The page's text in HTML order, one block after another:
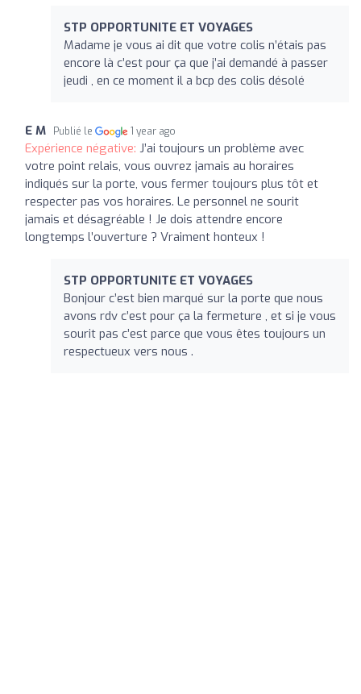
STP OPPORTUNITE ET VOYAGES
Madame je vous ai dit que votre colis n’étais pas
encore là c’est pour ça que j’ai demandé à passer
jeudi , en ce moment il a bcp des colis désolé
E M Publié le 1 year ago
Expérience négative: J’ai toujours un problème avec
votre point relais, vous ouvrez jamais au horaires
indiqués sur la porte, vous fermer toujours plus tôt et
respecter pas vos horaires. Le personnel ne sourit
jamais et désagréable ! Je dois attendre encore
longtemps l’ouverture ? Vraiment honteux !
STP OPPORTUNITE ET VOYAGES
Bonjour c’est bien marqué sur la porte que nous
avons rdv c’est pour ça la fermeture , et si je vous
sourit pas c’est parce que vous êtes toujours un
respectueux vers nous .